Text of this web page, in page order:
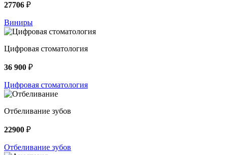
27706 ₽
Виниры
Цифровая стоматология
36 900 ₽
Цифровая стоматология
Отбеливание зубов
22900 ₽
Отбеливание зубов